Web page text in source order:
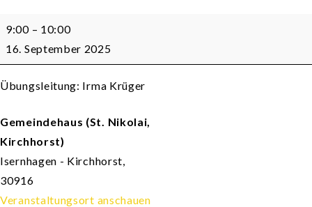
Wirbelsäulengymnastik
Damen/Herren
9:00 – 10:00
16. September 2025
Übungsleitung: Irma Krüger
Gemeindehaus (St. Nikolai,
Kirchhorst)
Isernhagen - Kirchhorst,
30916
Veranstaltungsort anschauen